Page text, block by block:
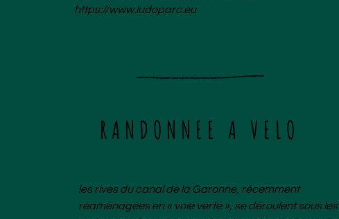
https://www.ludoparc.eu
RANDONNEE A VELO
les rives du canal de la Garonne, récemment
réaménagées en « voie verte», se déroulent sous les